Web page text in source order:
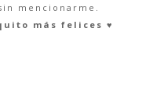
mencionarme.
más felices ♥︎